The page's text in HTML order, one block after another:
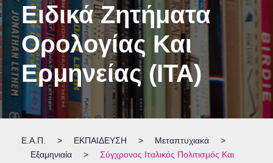
Ειδικά Ζητήματα
Ορολογίας Και
Ερμηνείας (ΙΤΑ)
Ε.Α.Π. > ΕΚΠΑΙΔΕΥΣΗ > Μεταπτυχιακά
>
Εξαμηνιαία
>
Σύγχρονος Ιταλικός Πολιτισμός Και